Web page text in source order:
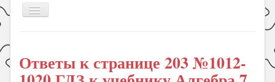
Включить/
Книги
Ответы к странице 203 №1012-